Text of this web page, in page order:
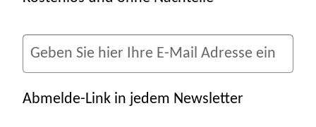
Abmelde-Link in jedem Newsletter